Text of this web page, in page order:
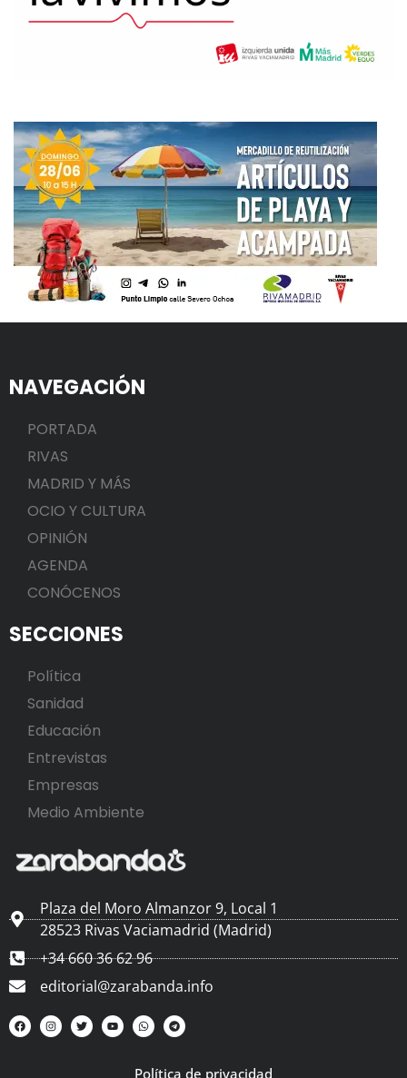
NAVEGACIÓN
PORTADA
RIVAS
MADRID Y MÁS
OCIO Y CULTURA
OPINIÓN
AGENDA
CONÓCENOS
SECCIONES
Política
Sanidad
Educación
Entrevistas
Empresas
Medio Ambiente
Plaza del Moro Almanzor 9, Local 1
28523 Rivas Vaciamadrid (Madrid)
+34 660 36 62 96
editorial@zarabanda.info
Política de privacidad